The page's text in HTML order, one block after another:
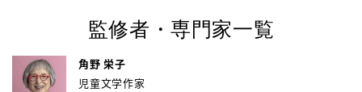
監修者・専門家一覧
角野 栄子
児童文学作家